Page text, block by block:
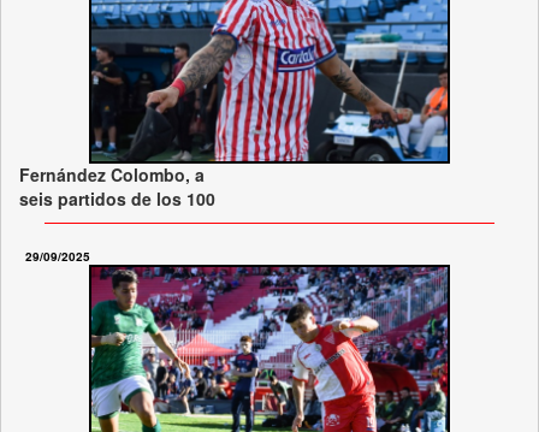
Fernández Colombo, a
seis partidos de los 100
29/09/2025